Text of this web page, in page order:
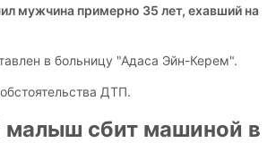
мужчина примерно 35 лет, ехавший на
в больницу "Адаса Эйн-Керем".
ДТП.
малыш сбит машиной в